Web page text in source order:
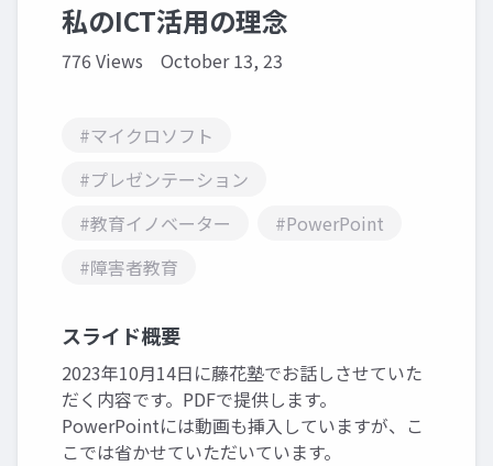
私のICT活用の理念
776 Views October 13, 23
#マイクロソフト
#プレゼンテーション
#教育イノベーター
#PowerPoint
#障害者教育
スライド概要
2023年10月14日に藤花塾でお話しさせていた
だく内容です。PDFで提供します。
PowerPointには動画も挿入していますが、こ
こでは省かせていただいています。